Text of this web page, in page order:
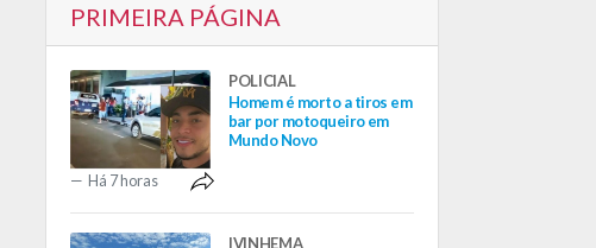
PRIMEIRA PÁGINA
POLICIAL
Homem é morto a tiros em
bar por motoqueiro em
Mundo Novo
Há 7 horas
IVINHEMA